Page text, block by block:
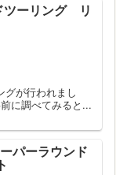
ツーリング リ
グが行われまし
に調べてみると...
パーラウンド